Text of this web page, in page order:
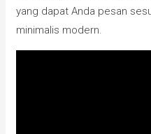
yang dapat Anda pesan
minimalis modern.